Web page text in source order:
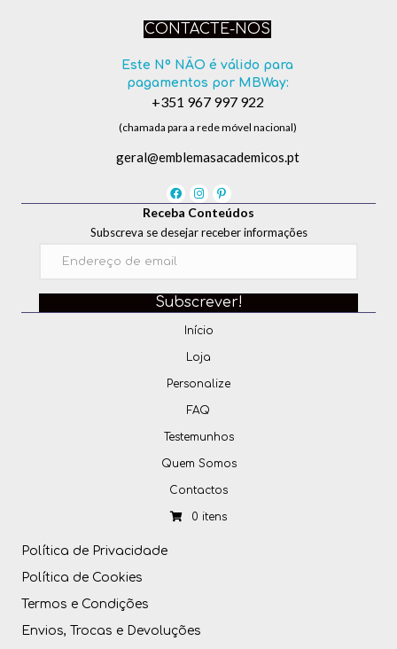
CONTACTE-NOS
Este Nº NÃO é válido para
pagamentos por MBWay:
+351 967 997 922
(chamada para a rede móvel nacional)
geral@emblemasacademicos.pt
Receba Conteúdos
Subscreva se desejar receber informações
Subscrever!
Início
Loja
Personalize
FAQ
Testemunhos
Quem Somos
Contactos
0 itens
Política de Privacidade
Política de Cookies
Termos e Condições
Envios, Trocas e Devoluções